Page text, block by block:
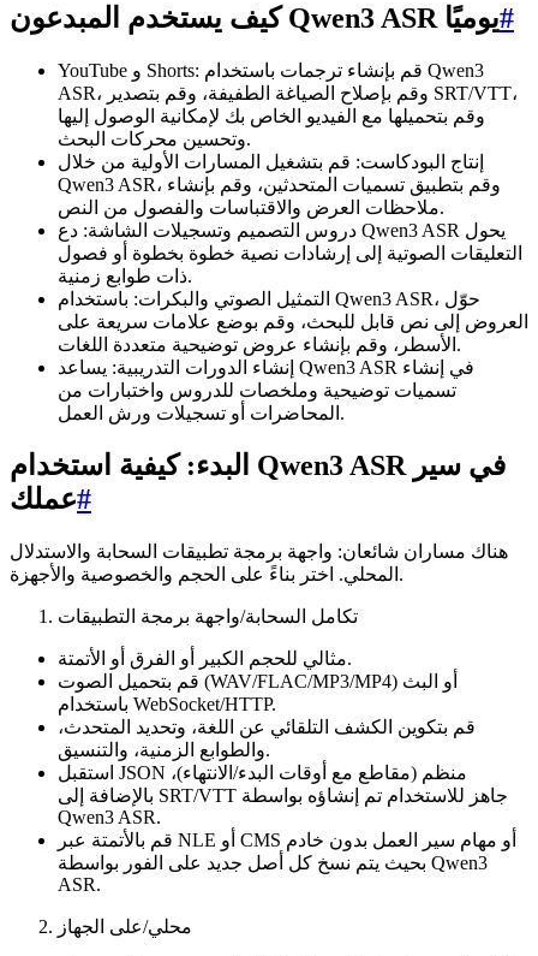
كيف يستخدم المبدعون Qwen3 ASR يوميًا#
YouTube و Shorts: قم بإنشاء ترجمات باستخدام Qwen3
ASR، وقم بإصلاح الصياغة الطفيفة، وقم بتصدير SRT/VTT،
وقم بتحميلها مع الفيديو الخاص بك لإمكانية الوصول إليها
وتحسين محركات البحث.
إنتاج البودكاست: قم بتشغيل المسارات الأولية من خلال
Qwen3 ASR، وقم بتطبيق تسميات المتحدثين، وقم بإنشاء
ملاحظات العرض والاقتباسات والفصول من النص.
دروس التصميم وتسجيلات الشاشة: دع Qwen3 ASR يحول
التعليقات الصوتية إلى إرشادات نصية خطوة بخطوة أو فصول
ذات طوابع زمنية.
التمثيل الصوتي والبكرات: باستخدام Qwen3 ASR، حوّل
العروض إلى نص قابل للبحث، وقم بوضع علامات سريعة على
الأسطر، وقم بإنشاء عروض توضيحية متعددة اللغات.
إنشاء الدورات التدريبية: يساعد Qwen3 ASR في إنشاء
تسميات توضيحية وملخصات للدروس واختبارات من
المحاضرات أو تسجيلات ورش العمل.
البدء: كيفية استخدام Qwen3 ASR في سير
عملك#
هناك مساران شائعان: واجهة برمجة تطبيقات السحابة والاستدلال
المحلي. اختر بناءً على الحجم والخصوصية والأجهزة.
تكامل السحابة/واجهة برمجة التطبيقات
مثالي للحجم الكبير أو الفرق أو الأتمتة.
قم بتحميل الصوت (WAV/FLAC/MP3/MP4) أو البث
باستخدام WebSocket/HTTP.
قم بتكوين الكشف التلقائي عن اللغة، وتحديد المتحدث،
والطوابع الزمنية، والتنسيق.
استقبل JSON منظم (مقاطع مع أوقات البدء/الانتهاء)،
بالإضافة إلى SRT/VTT جاهز للاستخدام تم إنشاؤه بواسطة
Qwen3 ASR.
قم بالأتمتة عبر NLE أو CMS أو مهام سير العمل بدون خادم
بحيث يتم نسخ كل أصل جديد على الفور بواسطة Qwen3
ASR.
محلي/على الجهاز